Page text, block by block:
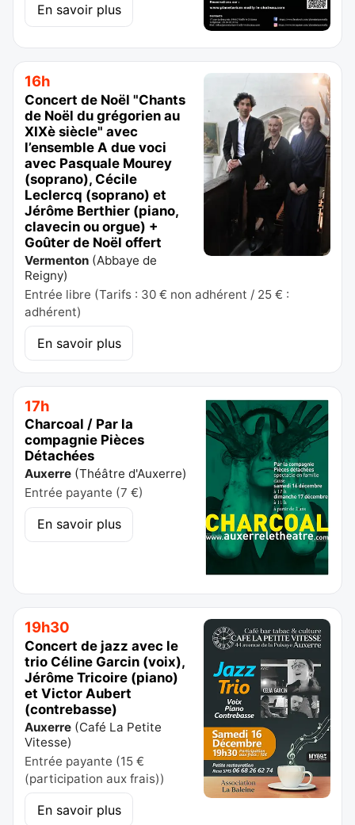
En savoir plus
16h
Concert de Noël "Chants
de Noël du grégorien au
XIXè siècle" avec
l’ensemble A due voci
avec Pasquale Mourey
(soprano), Cécile
Leclercq (soprano) et
Jérôme Berthier (piano,
clavecin ou orgue) +
Goûter de Noël offert
Vermenton (Abbaye de
Reigny)
Entrée libre (Tarifs : 30 € non adhérent / 25 € :
adhérent)
En savoir plus
17h
Charcoal / Par la
compagnie Pièces
Détachées
Auxerre (Théâtre d'Auxerre)
Entrée payante (7 €)
En savoir plus
19h30
Concert de jazz avec le
trio Céline Garcin (voix),
Jérôme Tricoire (piano)
et Victor Aubert
(contrebasse)
Auxerre (Café La Petite
Vitesse)
Entrée payante (15 €
(participation aux frais))
En savoir plus